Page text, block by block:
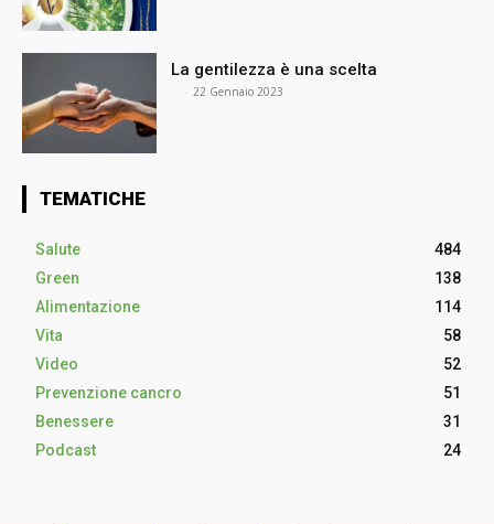
La gentilezza è una scelta
- 22 Gennaio 2023
TEMATICHE
Salute
484
Green
138
Alimentazione
114
Vita
58
Video
52
Prevenzione cancro
51
Benessere
31
Podcast
24